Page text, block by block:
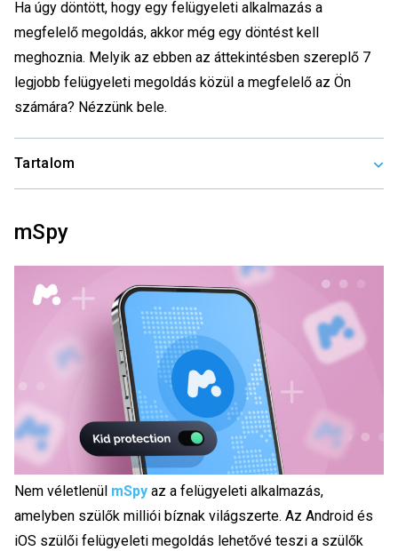
Ha úgy döntött, hogy egy felügyeleti alkalmazás a
megfelelő megoldás, akkor még egy döntést kell
meghoznia. Melyik az ebben az áttekintésben szereplő 7
legjobb felügyeleti megoldás közül a megfelelő az Ön
számára? Nézzünk bele.
Tartalom
mSpy
Nem véletlenül mSpy az a felügyeleti alkalmazás,
amelyben szülők milliói bíznak világszerte. Az Android és
iOS szülői felügyeleti megoldás lehetővé teszi a szülők